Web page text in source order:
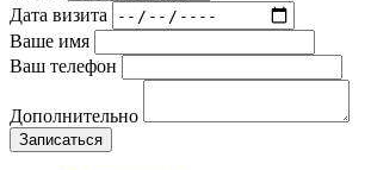
Дата визита
Ваше имя
Ваш телефон
Дополнительно
Записаться